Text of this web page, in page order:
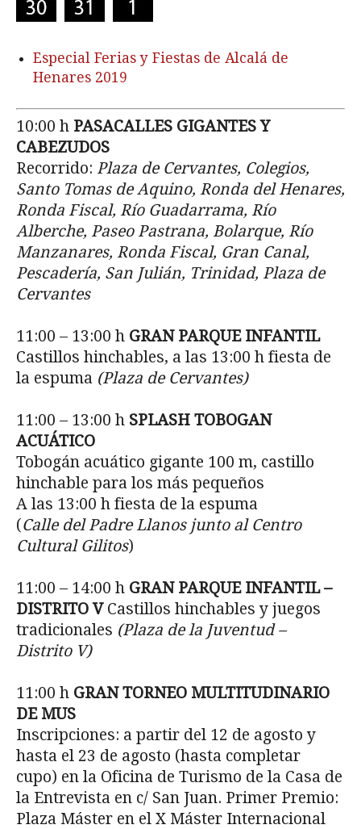
Especial Ferias y Fiestas de Alcalá de
Henares 2019
10:00 h PASACALLES GIGANTES Y
CABEZUDOS
Recorrido: Plaza de Cervantes, Colegios,
Santo Tomas de Aquino, Ronda del Henares,
Ronda Fiscal, Río Guadarrama, Río
Alberche, Paseo Pastrana, Bolarque, Río
Manzanares, Ronda Fiscal, Gran Canal,
Pescadería, San Julián, Trinidad, Plaza de
Cervantes
11:00 – 13:00 h GRAN PARQUE INFANTIL
Castillos hinchables, a las 13:00 h fiesta de
la espuma (Plaza de Cervantes)
11:00 – 13:00 h SPLASH TOBOGAN
ACUÁTICO
Tobogán acuático gigante 100 m, castillo
hinchable para los más pequeños
A las 13:00 h fiesta de la espuma
(Calle del Padre Llanos junto al Centro
Cultural Gilitos)
11:00 – 14:00 h GRAN PARQUE INFANTIL –
DISTRITO V Castillos hinchables y juegos
tradicionales (Plaza de la Juventud –
Distrito V)
11:00 h GRAN TORNEO MULTITUDINARIO
DE MUS
Inscripciones: a partir del 12 de agosto y
hasta el 23 de agosto (hasta completar
cupo) en la Oficina de Turismo de la Casa de
la Entrevista en c/ San Juan. Primer Premio:
Plaza Máster en el X Máster Internacional